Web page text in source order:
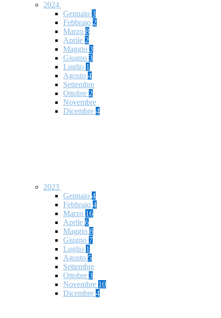
2024
Gennaio 3
Febbraio 2
Marzo 8
Aprile 2
Maggio 3
Giugno 3
Luglio 1
Agosto 4
Settembre
Ottobre 2
Novembre
Dicembre 4
2023
Gennaio 4
Febbraio 4
Marzo 16
Aprile 6
Maggio 8
Giugno 7
Luglio 1
Agosto 5
Settembre
Ottobre 3
Novembre 10
Dicembre 4